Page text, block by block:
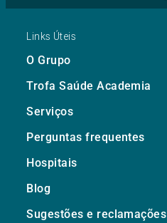
Links Úteis
O Grupo
Trofa Saúde Academia
Serviços
Perguntas frequentes
Hospitais
Blog
Sugestões e reclamações